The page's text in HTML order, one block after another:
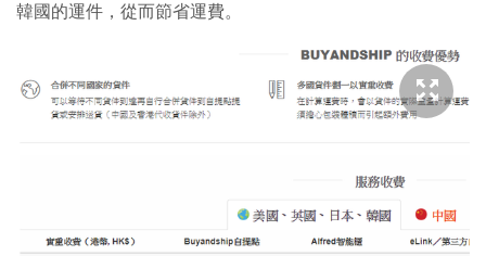
韓國的運件，從而節省運費。